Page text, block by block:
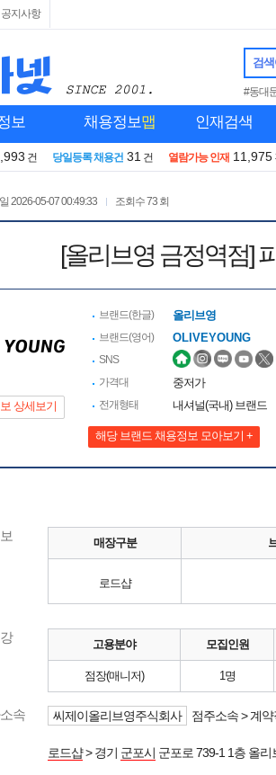
공지사항
검
#동대
보 채용정보맵 인재검색
건 당일등록 채용건 31 건 열람가능 인재 11,975
2026-05-07 00:49:33 조회수73 회
[올리브영 금정역점]
상세보기
브랜드(한글) 올리브영
브랜드(영어) OLIVEYOUNG
SNS
가격대
중저가
전개형태 내셔널(국내) 브랜드
해당 브랜드 채용정보 모아보기 +
매장구분
로드샵
고용분야 모집인원
점장(매니저) 1명
속 씨제이올리브영주식회사 점주소속 > 계약
로드샵> 경기 군포시 군포로 739-1 1층 올